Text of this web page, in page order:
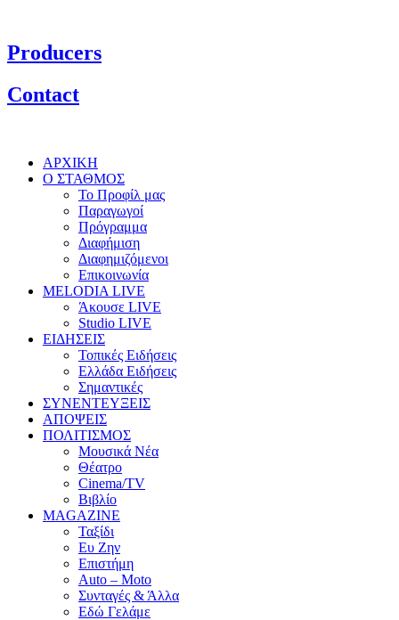
Producers
Contact
ΑΡΧΙΚΗ
Ο ΣΤΑΘΜΟΣ
Το Προφίλ μας
Παραγωγοί
Πρόγραμμα
Διαφήμιση
Διαφημιζόμενοι
Επικοινωνία
MELODIA LIVE
Άκουσε LIVE
Studio LIVE
ΕΙΔΗΣΕΙΣ
Τοπικές Ειδήσεις
Ελλάδα Ειδήσεις
Σημαντικές
ΣΥΝΕΝΤΕΥΞΕΙΣ
ΑΠΟΨΕΙΣ
ΠΟΛΙΤΙΣΜΟΣ
Μουσικά Νέα
Θέατρο
Cinema/TV
Βιβλίο
MAGAZINE
Ταξίδι
Ευ Ζην
Επιστήμη
Auto – Moto
Συνταγές & Άλλα
Εδώ Γελάμε